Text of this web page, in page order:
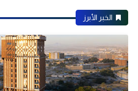
الخبر الأبرز